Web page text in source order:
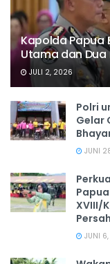
Kapolda Papua
Utama dan Dua
JULI 2, 2026
Polri
Gelar
JUNI
XVIII/
JUNI